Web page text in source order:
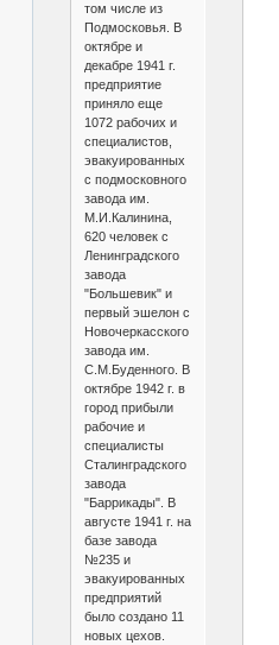
том числе из
Подмосковья. В
октябре и
декабре 1941 г.
предприятие
приняло еще
1072 рабочих и
специалистов,
эвакуированных
с подмосковного
завода им.
М.И.Калинина,
620 человек с
Ленинградского
завода
"Большевик" и
первый эшелон с
Новочеркасского
завода им.
С.М.Буденного. В
октябре 1942 г. в
город прибыли
рабочие и
специалисты
Сталинградского
завода
"Баррикады". В
августе 1941 г. на
базе завода
№235 и
эвакуированных
предприятий
было создано 11
новых цехов.